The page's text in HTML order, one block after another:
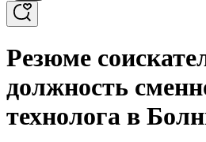
Резюме
должность
технолога в